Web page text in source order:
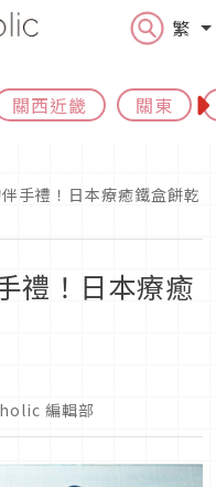
繁
關西近畿 關東
手禮！日本療癒鐵盒餅乾
禮！日本療癒
編輯部